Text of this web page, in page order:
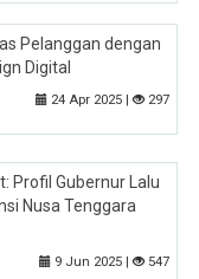
Pelanggan dengan
Digital
24 Apr 2025 | 297
Profil Gubernur Lalu
Nusa Tenggara
9 Jun 2025 | 547